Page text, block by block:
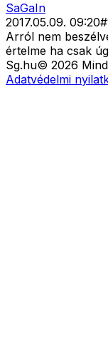
SaGaIn
2017.05.09. 09:20#
Arról nem
értelme ha csak
Sg.hu© 2026
Adatvédelmi